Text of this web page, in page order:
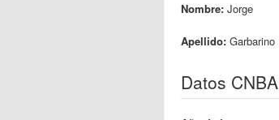
Nombre: Jorge
Apellido: Garbarino
Datos CNBA